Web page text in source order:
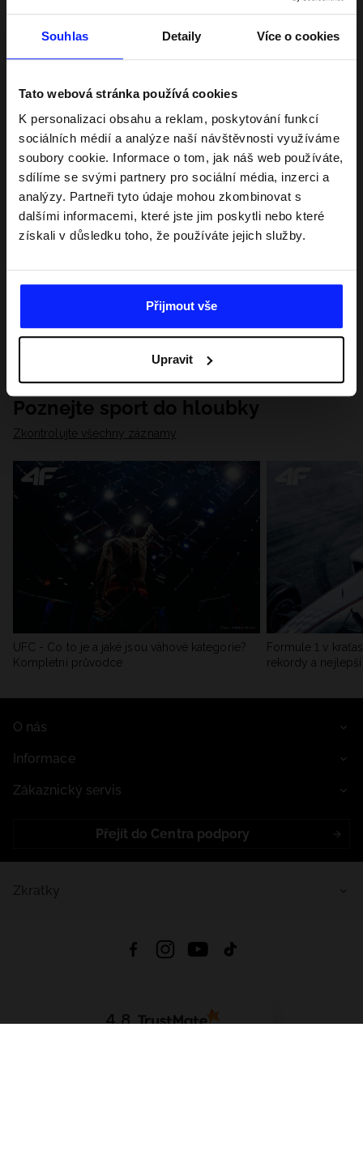
Souhlas Detaily Více o cookies
Tato webová stránka používá cookies
K personalizaci obsahu a reklam, poskytování funkcí
sociálních médií a analýze naší návštěvnosti využíváme
soubory cookie. Informace o tom, jak náš web používáte,
sdílíme se svými partnery pro sociální média, inzerci a
analýzy. Partneři tyto údaje mohou zkombinovat s
dalšími informacemi, které jste jim poskytli nebo které
získali v důsledku toho, že používáte jejich služby.
Přijmout vše
Upravit
Poznejte sport do hloubky
Zkontrolujte všechny záznamy
UFC - Co to je a jaké jsou váhové kategorie?
Kompletní průvodce
Formule 1 v
rekordy a
O nás
Informace
Zákaznický servis
Přejít do Centra podpory
4.8